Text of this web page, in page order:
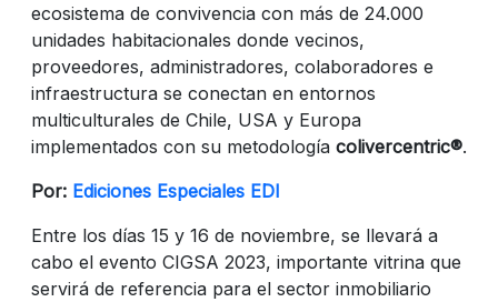
ecosistema de convivencia con más de 24.000
unidades habitacionales donde vecinos,
proveedores, administradores, colaboradores e
infraestructura se conectan en entornos
multiculturales de Chile, USA y Europa
implementados con su metodología colivercentric®.
Por: Ediciones Especiales EDI
Entre los días 15 y 16 de noviembre, se llevará a
cabo el evento CIGSA 2023, importante vitrina que
servirá de referencia para el sector inmobiliario